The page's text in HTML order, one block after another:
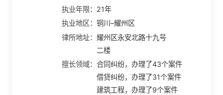
执业年限： 21年
执业地区：铜川–耀州区
律所地址：耀州区永安北路十九号
二楼
擅长领域：合同纠纷，办理了43个案件
借贷纠纷，办理了31个案件
建筑工程，办理了9个案件